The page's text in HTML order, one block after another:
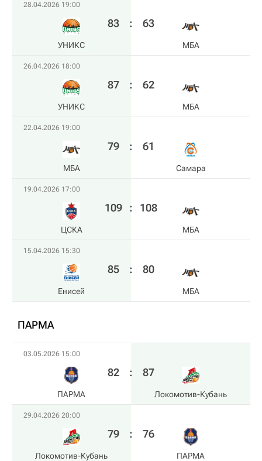
28.04.2026 19:00
УНИКС
83 : 63
МБА
26.04.2026 18:00
УНИКС
87 : 62
МБА
22.04.2026 19:00
МБА
79 : 61
Самара
19.04.2026 17:00
ЦСКА
109 : 108
МБА
15.04.2026 15:30
Енисей
85 : 80
МБА
ПАРМА
03.05.2026 15:00
ПАРМА
82 : 87
Локомотив-Кубань
29.04.2026 20:00
Локомотив-Кубань
79 : 76
ПАРМА